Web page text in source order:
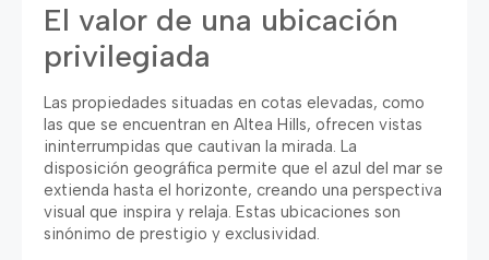
El valor de una ubicación
privilegiada
Las propiedades situadas en cotas elevadas, como
las que se encuentran en Altea Hills, ofrecen vistas
ininterrumpidas que cautivan la mirada. La
disposición geográfica permite que el azul del mar se
extienda hasta el horizonte, creando una perspectiva
visual que inspira y relaja. Estas ubicaciones son
sinónimo de prestigio y exclusividad.